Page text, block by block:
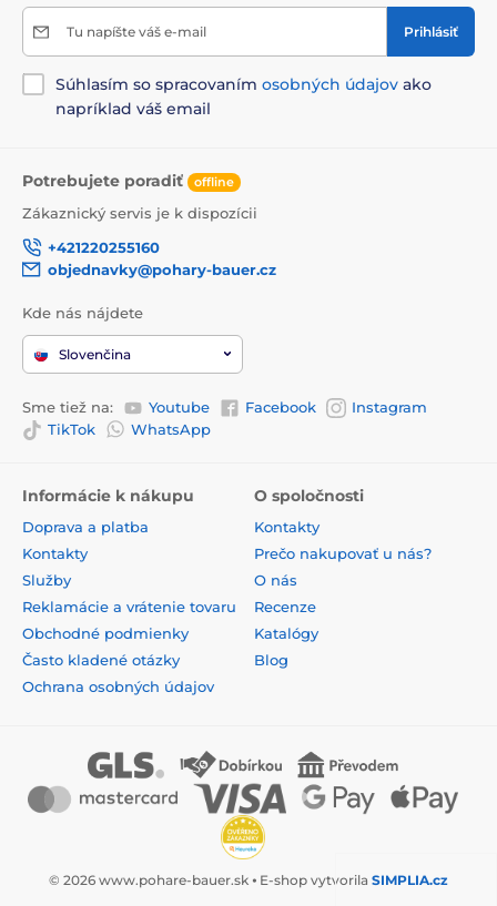
Tu napíšte váš e-mail Prihlásiť
Súhlasím so spracovaním osobných údajov ako
napríklad váš email
Potrebujete poradiť offline
Zákaznický servis je k dispozícii
+421220255160
objednavky@pohary-bauer.cz
Kde nás nájdete
Slovenčina
Sme tiež na: Youtube Facebook
Instagram
TikTok
WhatsApp
Informácie k nákupu
Doprava a platba
Kontakty
Služby
Reklamácie a vrátenie tovaru
Obchodné podmienky
Často kladené otázky
Ochrana osobných údajov
O spoločnosti
Kontakty
Prečo nakupovať u nás?
O nás
Recenze
Katalógy
Blog
© 2026 www.pohare-bauer.sk ⦁ E-shop vytvorila SIMPLIA.cz